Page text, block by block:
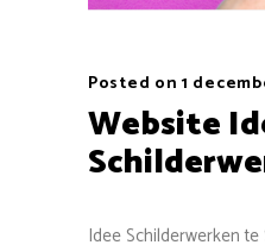
Posted on 1
Website
Idee Schilderwerken